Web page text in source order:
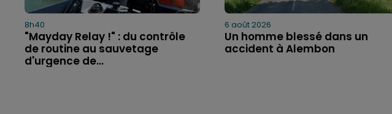
8h40
"Mayday Relay !" : du contrôle
de routine au sauvetage
d'urgence de...
6 août 2026
Un homme blessé dans un
accident à Alembon